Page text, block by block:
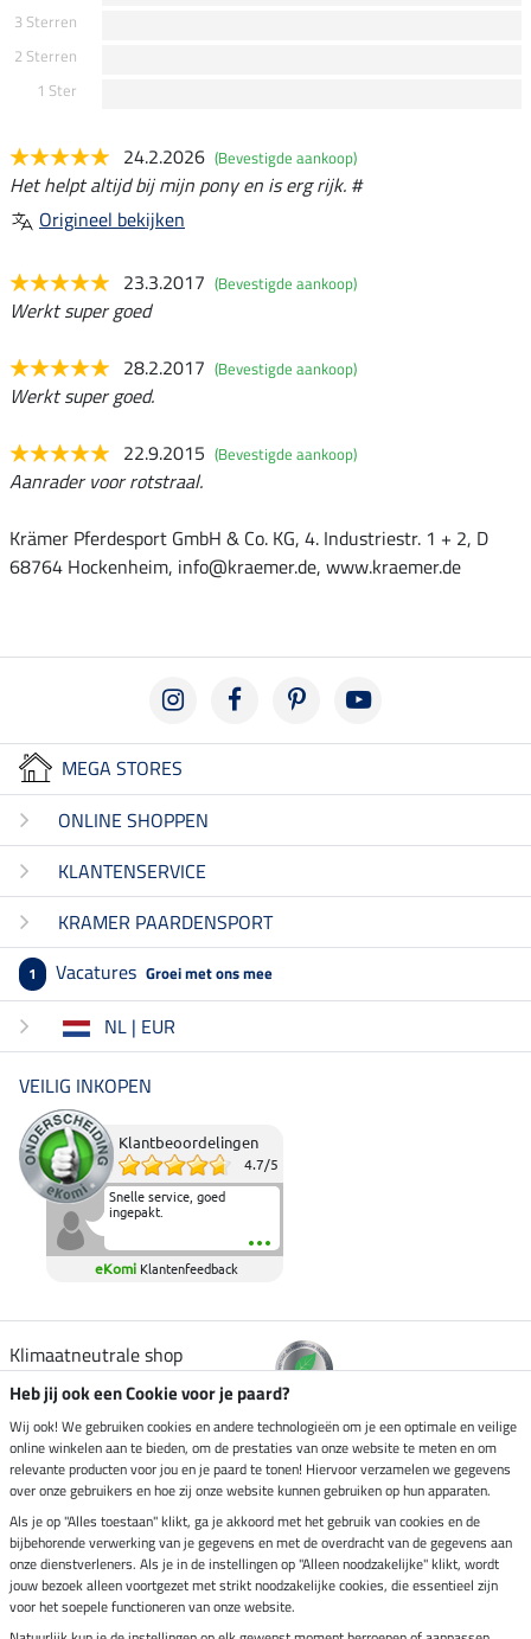
3 Sterren
2 Sterren
1 Ster
24.2.2026 (Bevestigde aankoop)
Het helpt altijd bij mijn pony en is erg rijk. #
Origineel bekijken
23.3.2017 (Bevestigde aankoop)
Werkt super goed
28.2.2017 (Bevestigde aankoop)
Werkt super goed.
22.9.2015 (Bevestigde aankoop)
Aanrader voor rotstraal.
Krämer Pferdesport GmbH & Co. KG, 4. Industriestr. 1 + 2, D
68764 Hockenheim, info@kraemer.de, www.kraemer.de
MEGA STORES
ONLINE SHOPPEN
KLANTENSERVICE
KRAMER PAARDENSPORT
1 Vacatures Groei met ons mee
NL | EUR
VEILIG INKOPEN
Klantbeoordelingen
4.7/5
Snelle service, goed
ingepakt.
eKomi Klantenfeedback
Klimaatneutrale shop
Verzending per
Veilig betalen met
Impressum
Heb jij ook een Cookie voor je paard?
Wij ook! We gebruiken cookies en andere technologieën om je een optimale en veilige
online winkelen aan te bieden, om de prestaties van onze website te meten en om
relevante producten voor jou en je paard te tonen! Hiervoor verzamelen we gegevens
over onze gebruikers en hoe zij onze website kunnen gebruiken op hun apparaten.
Als je op "Alles toestaan" klikt, ga je akkoord met het gebruik van cookies en de
bijbehorende verwerking van je gegevens en met de overdracht van de gegevens aan
onze dienstverleners. Als je in de instellingen op "Alleen noodzakelijke" klikt, wordt
jouw bezoek alleen voortgezet met strikt noodzakelijke cookies, die essentieel zijn
voor het soepele functioneren van onze website.